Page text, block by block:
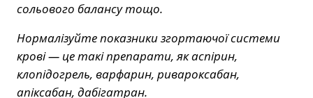
сольового балансу тощо.
Нормалізуйте показники згортаючої системи
крові — це такі препарати, як аспірин,
клопідогрель, варфарин, ривароксабан,
апіксабан, дабігатран.